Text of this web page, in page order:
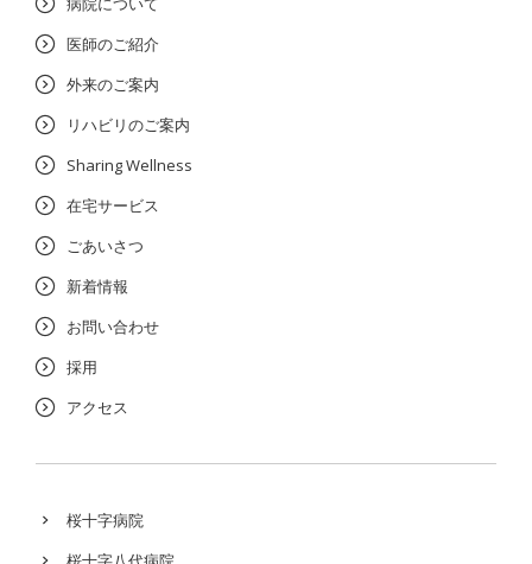
医師のご紹介
外来のご案内
リハビリのご案内
Sharing Wellness
在宅サービス
ごあいさつ
新着情報
お問い合わせ
採用
アクセス
桜十字病院